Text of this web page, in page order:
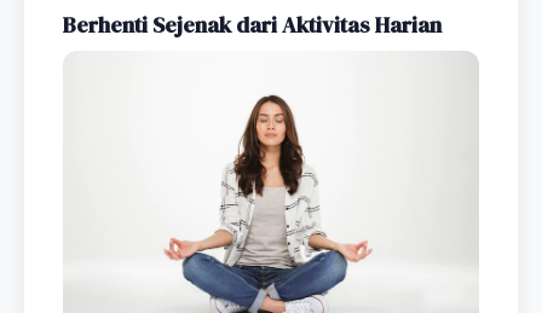
Berhenti Sejenak dari Aktivitas Harian